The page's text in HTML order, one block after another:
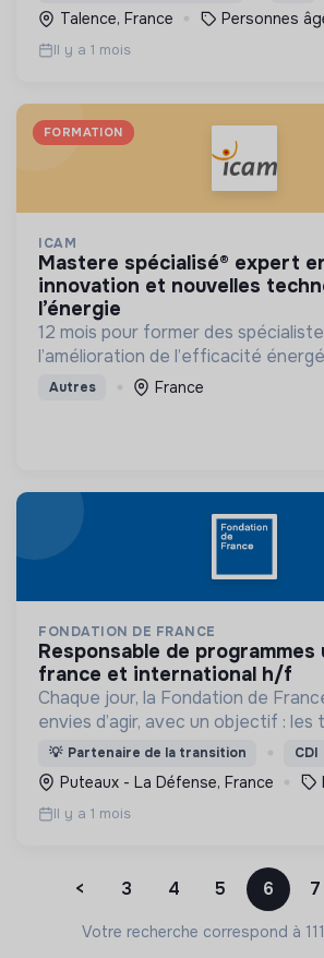
Talence, France Personnes
Il y a 1 mois
FORMATION
ICAM
mastere spécialisé® expert en éco
innovation et nouvelles
l’énergie
12 mois pour former des
l’amélioration de l’efficacité
développement des énergies
Autres France
FONDATION DE FRANCE
responsable de programmes urgences -
france et international h/f
Chaque jour, la Fondation de
envies d’agir, avec un objectif : les
actions utiles et efficaces pour
société plus digne et plus juste.
💡 Partenaire de la transition CDI
Puteaux - La Défense, France
Il y a 1 mois
< 3 4 5 6 7
Votre recherche correspond à